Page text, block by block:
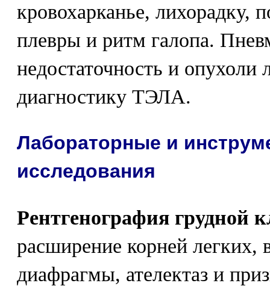
кровохарканье, лихорадку,
плевры и ритм галопа.
недостаточность и опухоли
диагностику ТЭЛА.
Лабораторные и
исследования
Рентгенография грудной
расширение корней легких,
диафрагмы, ателектаз и